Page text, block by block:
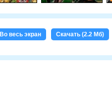
Во весь экран Скачать (2.2 Мб)